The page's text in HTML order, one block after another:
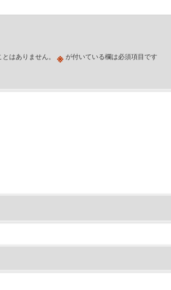
はありません。 ※ が付いている欄は必須項目です